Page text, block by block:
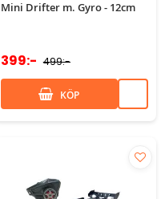
Mini Drifter m. Gyro - 12cm
399:- 499:-
KÖP